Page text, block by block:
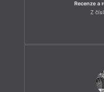
Recenze a
Z